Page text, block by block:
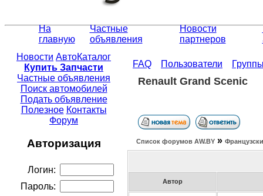
На
главную
Частные
объявления
Новости
партнеров
Новости АвтоКаталог
Купить Запчасти
Частные объявления
Поиск автомобилей
Подать объявление
Полезное Контакты
Форум
Авторизация
Логин:
Пароль:
FAQ Пользователи
Renault Grand Scenic
Список форумов АW.BY »
Автор